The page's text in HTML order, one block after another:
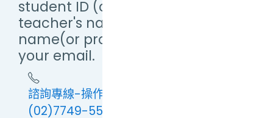
student ID (or Username),
teacher's name, and course
name(or provide a screenshot) in
your email.
諮詢專線-操作問題：(02)7749-5673 或
(02)7749-5579